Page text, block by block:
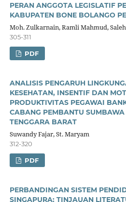
PERAN ANGGOTA LEGISLATIF
KABUPATEN BONE BOLANGO
Moh. Zulkarnain, Ramli Mahmud,
305-311
PDF
ANALISIS PENGARUH
KESEHATAN, INSENTIF DAN
PRODUKTIVITAS PEGAWAI
CABANG PEMBANTU
TENGGARA BARAT
Suwandy Fajar, St. Maryam
312-320
PDF
PERBANDINGAN SISTEM
SINGAPURA: TINJAUAN